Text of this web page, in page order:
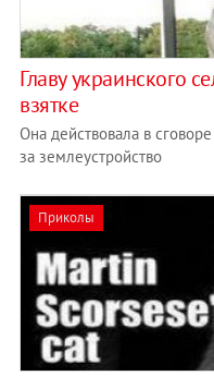
Главу украинского
взятке
Она действовала в
за землеустройство
Приколы